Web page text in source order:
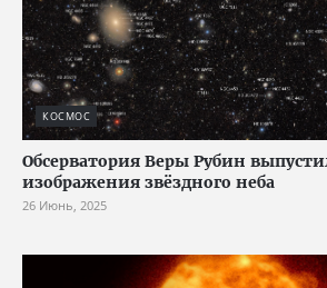
КОСМОС
Обсерватория Веры Рубин
изображения звёздного неба
26 Июнь, 2025